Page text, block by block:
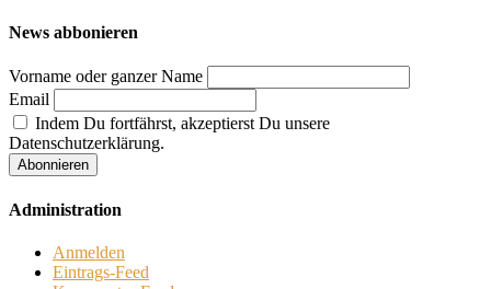
News abbonieren
Vorname oder ganzer Name
Email
Indem Du fortfährst, akzeptierst Du unsere
Datenschutzerklärung.
Administration
Anmelden
Eintrags-Feed